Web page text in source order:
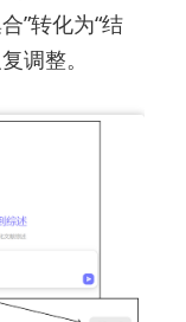
”转化为“结
调整。